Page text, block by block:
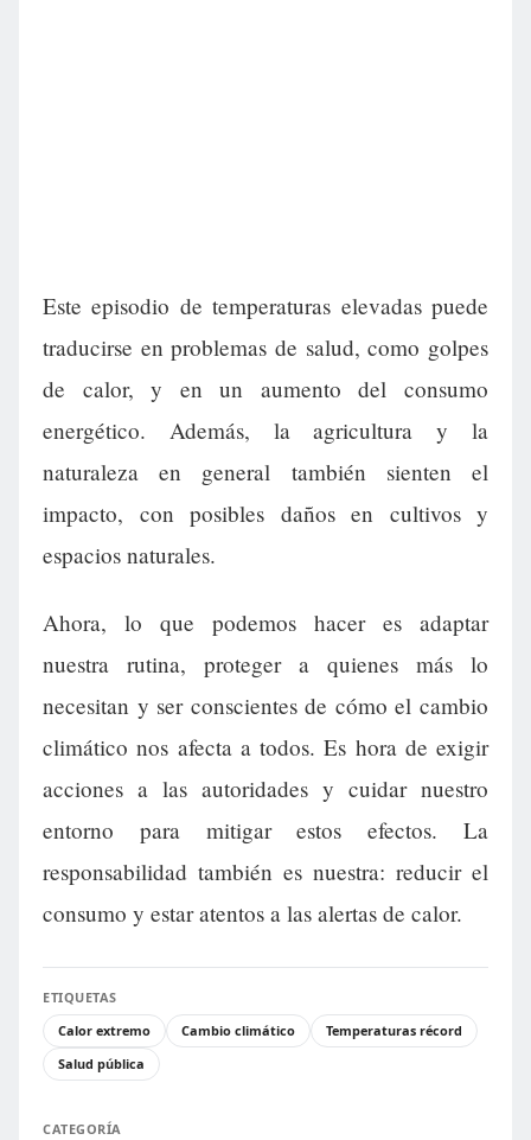
Este episodio de temperaturas elevadas puede
traducirse en problemas de salud, como golpes
de calor, y en un aumento del consumo
energético. Además, la agricultura y la
naturaleza en general también sienten el
impacto, con posibles daños en cultivos y
espacios naturales.
Ahora, lo que podemos hacer es adaptar
nuestra rutina, proteger a quienes más lo
necesitan y ser conscientes de cómo el cambio
climático nos afecta a todos. Es hora de exigir
acciones a las autoridades y cuidar nuestro
entorno para mitigar estos efectos. La
responsabilidad también es nuestra: reducir el
consumo y estar atentos a las alertas de calor.
ETIQUETAS
Calor extremo
Cambio climático
Temperaturas récord
Salud pública
CATEGORÍA